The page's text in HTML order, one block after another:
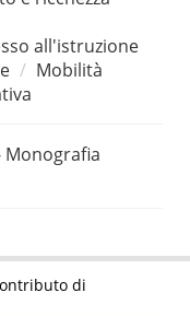
all'istruzione
Mobilità
Monografia
di